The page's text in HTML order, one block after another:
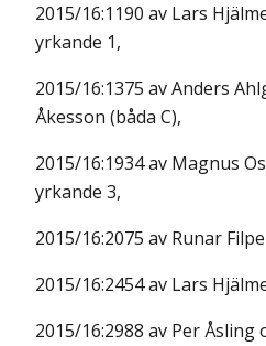
2015/16:1190 av Lars
yrkande 1,
2015/16:1375 av Anders
Åkesson (båda C),
2015/16:1934 av Magnus
yrkande 3,
2015/16:2075 av Runar
2015/16:2454 av Lars
2015/16:2988 av Per Åsling